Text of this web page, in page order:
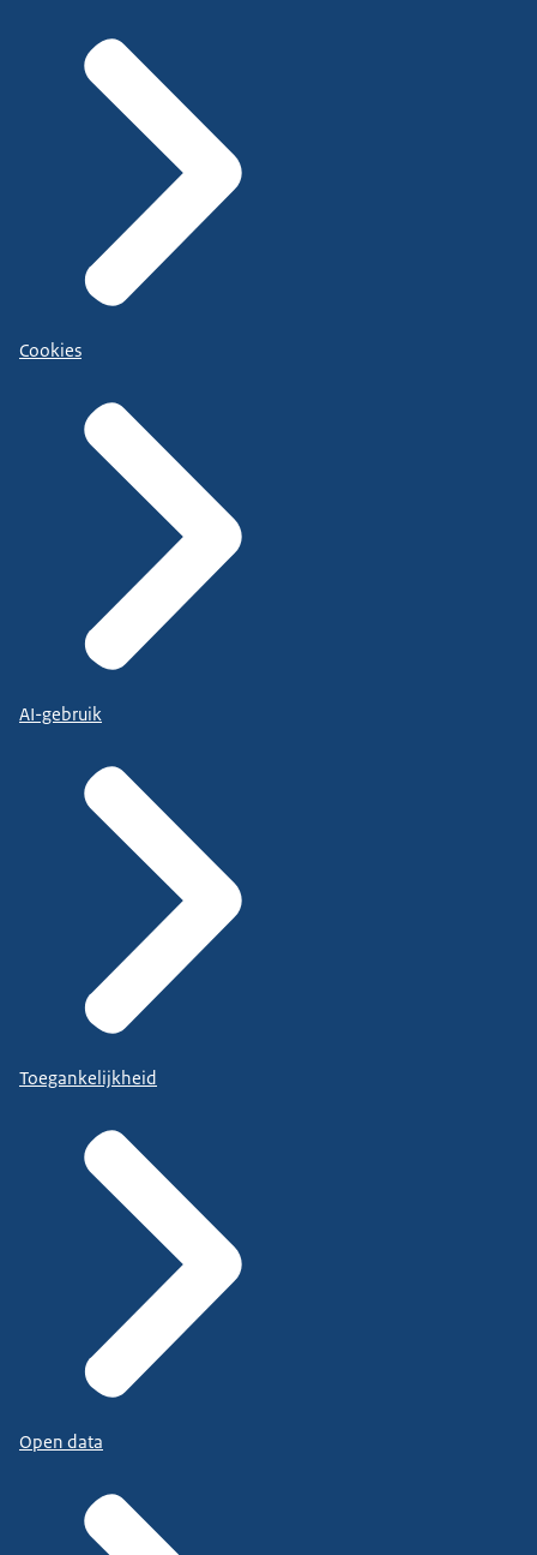
Cookies
AI-gebruik
Toegankelijkheid
Open data